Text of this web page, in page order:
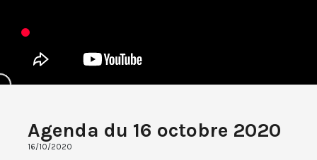
Agenda du 16 octobre 2020
16/10/2020